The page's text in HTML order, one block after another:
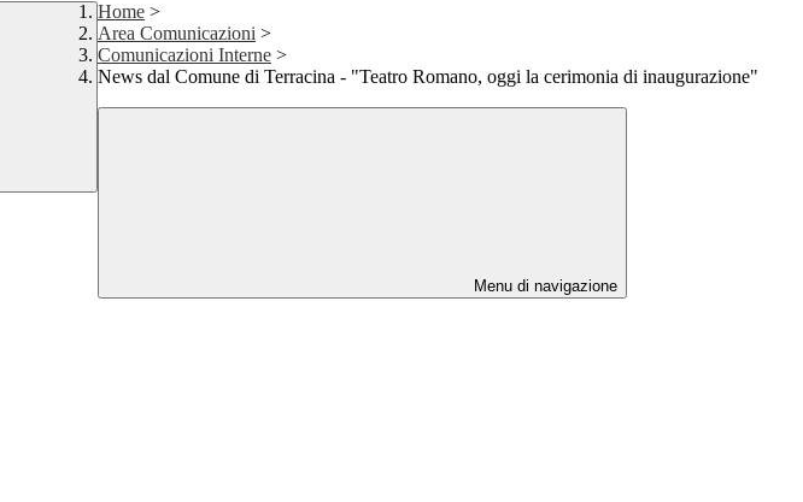
Home >
Area Comunicazioni >
Comunicazioni Interne >
News dal Comune di Terracina - "Teatro Romano, oggi la cerimonia di inaugurazione"
Menu di navigazione